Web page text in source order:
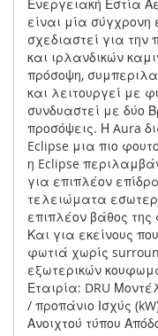
Ενεργειακή Εστία
είναι μία σύγχρονη
σχεδιαστεί για την
και ιρλανδικών
πρόσοψη,
και λειτουργεί με
συνδυαστεί με δύο
προσόψεις. Η Aura
Eclipse μια πιο
η Eclipse
για επιπλέον
τελειώματα
επιπλέον βάθος
Και για εκείνους
φωτιά χωρίς
εξωτερικών
Εταιρία: DRU
/ προπάνιο Ισχύς
Ανοιχτού τύπου